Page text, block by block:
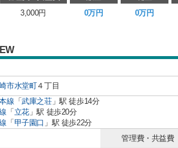
3,000円 0万円 0万円
市水堂町４丁目
線 「武庫之荘」駅 徒歩14分
「 立花」駅 徒歩20分
「 甲子園口 」駅 徒歩22分
管理費・共益費